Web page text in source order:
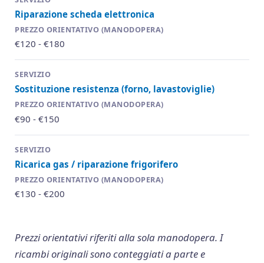
Riparazione scheda elettronica
€120 - €180
Sostituzione resistenza (forno, lavastoviglie)
€90 - €150
Ricarica gas / riparazione frigorifero
€130 - €200
Prezzi orientativi riferiti alla sola manodopera. I
ricambi originali sono conteggiati a parte e